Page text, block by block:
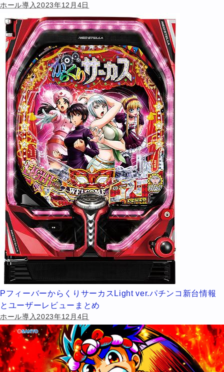
ホール導入2023年12月4日
PフィーバーからくりサーカスLight ver.パチンコ新台情報
とユーザーレビューまとめ
ホール導入2023年12月4日